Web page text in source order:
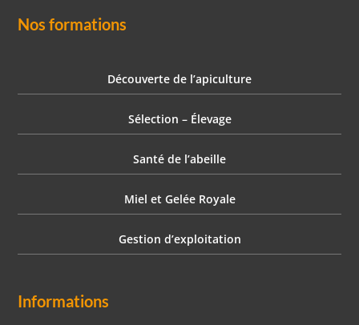
Nos formations
Découverte de l’apiculture
Sélection – Élevage
Santé de l’abeille
Miel et Gelée Royale
Gestion d’exploitation
Informations